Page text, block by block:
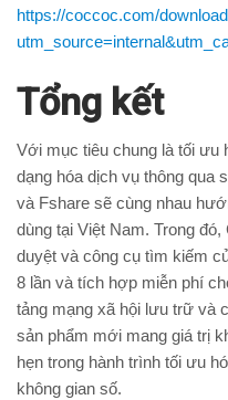
https://coccoc.com/
Tổng kết
Với mục tiêu chung là tối ưu
dạng hóa dịch vụ thông qua
và Fshare sẽ cùng nhau
dùng tại Việt Nam. Trong
duyệt và công cụ tìm kiếm
8 lần và tích hợp miễn phí
tảng mạng xã hội lưu trữ và
sản phẩm mới mang giá trị
hẹn trong hành trình tối ưu
không gian số.